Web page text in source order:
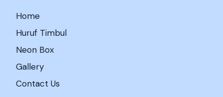
Home
Huruf Timbul
Neon Box
Gallery
Contact Us